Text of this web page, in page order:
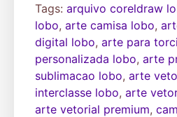
Tags: arquivo coreldraw
lobo, arte camisa lobo,
digital lobo, arte para
personalizada lobo, arte
sublimacao lobo, arte
interclasse lobo, arte
arte vetorial premium,